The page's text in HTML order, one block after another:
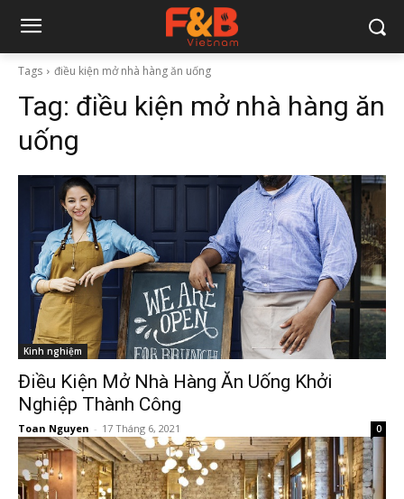
Tags điều kiện mở nhà hàng ăn uống
Tag: điều kiện mở nhà hàng ăn
uống
Kinh nghiệm
Điều Kiện Mở Nhà Hàng Ăn Uống Khởi
Nghiệp Thành Công
Toan Nguyen - 17 Tháng 6, 2021 0